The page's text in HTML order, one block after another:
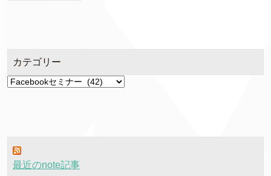
カテゴリー
カ
最近のnote記事